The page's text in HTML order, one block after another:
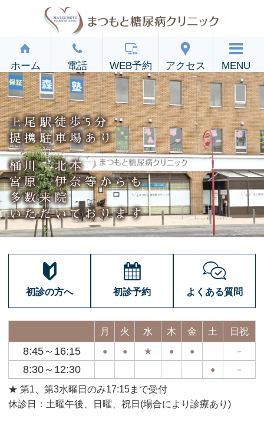
ホーム 電話 WEB予約 アクセス
上尾駅徒歩5分
提携駐車場あり
桶川 北本
宮原 伊奈等からも
多数来院
いただいております
初診の方へ 初診予約 よくある質問
★ 第1、第3水曜日のみ17:15まで受付
休診日：土曜午後、日曜、祝日(場合により診療あり)
月 火 水 木 金 土 日祝
8:45～16:15 ● ● ★ ● ● －
8:30～12:30 ● －